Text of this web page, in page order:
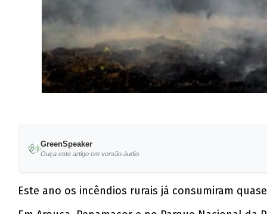
GreenSpeaker
Ouça este artigo em versão áudio.
Este ano os incêndios rurais já consumiram